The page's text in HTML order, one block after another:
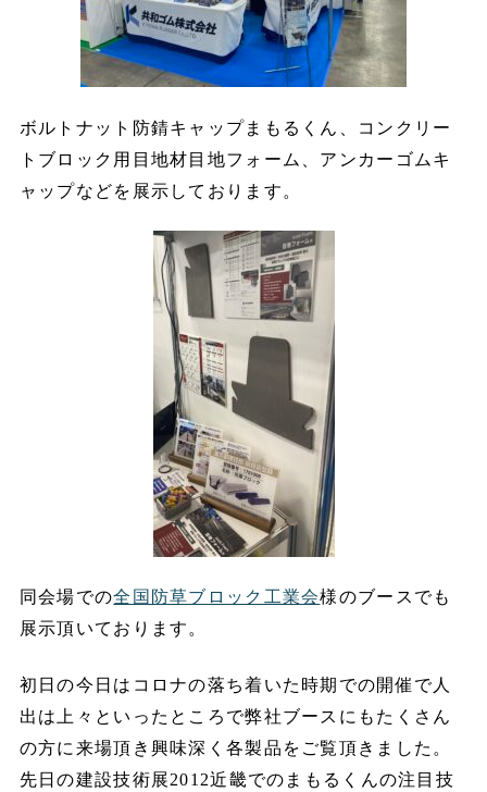
ボルトナット防錆キャップまもるくん、コンクリー
トブロック用目地材目地フォーム、アンカーゴムキ
ャップなどを展示しております。
同会場での全国防草ブロック工業会様のブースでも
展示頂いております。
初日の今日はコロナの落ち着いた時期での開催で人
出は上々といったところで弊社ブースにもたくさん
の方に来場頂き興味深く各製品をご覧頂きました。
先日の建設技術展2012近畿でのまもるくんの注目技